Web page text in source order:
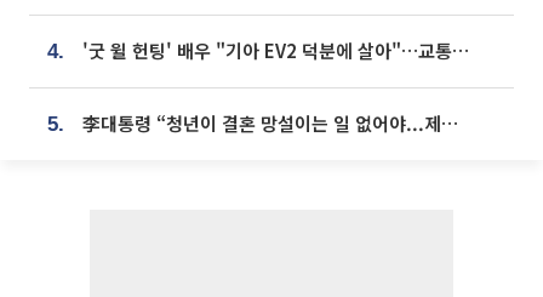
4. '굿 윌 헌팅' 배우 "기아 EV2 덕분에 살아"…교통사고 후 안전성 극찬
5. 李대통령 “청년이 결혼 망설이는 일 없어야...제도상 불이익 조사”